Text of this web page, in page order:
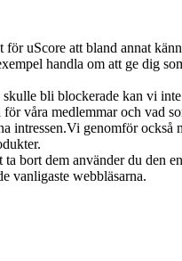
uScore att bland annat
handla om att ge dig
bli blockerade kan vi
våra medlemmar och vad
intressen.Vi genomför också
bort dem använder du den
vanligaste webbläsarna.